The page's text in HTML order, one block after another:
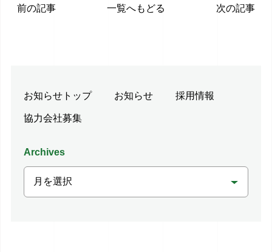
前の記事 一覧へもどる 次の記事
お知らせトップ お知らせ 採用情報
協力会社募集
Archives